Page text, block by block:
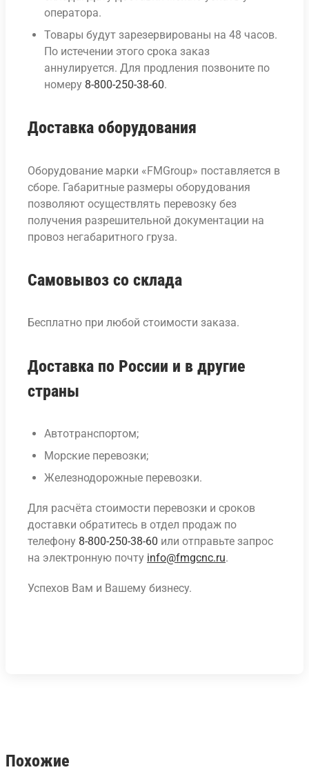
оператора.
Товары будут зарезервированы на 48 часов.
По истечении этого срока заказ
аннулируется. Для продления позвоните по
номеру 8-800-250-38-60.
Доставка оборудования
Оборудование марки «FMGroup» поставляется в
сборе. Габаритные размеры оборудования
позволяют осуществлять перевозку без
получения разрешительной документации на
провоз негабаритного груза.
Самовывоз со склада
Бесплатно при любой стоимости заказа.
Доставка по России и в другие
страны
Автотранспортом;
Морские перевозки;
Железнодорожные перевозки.
Для расчёта стоимости перевозки и сроков
доставки обратитесь в отдел продаж по
телефону 8-800-250-38-60 или отправьте запрос
на электронную почту info@fmgcnc.ru.
Успехов Вам и Вашему бизнесу.
Похожие